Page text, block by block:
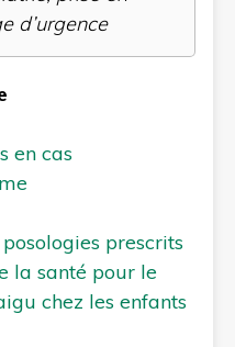
d’urgence
en cas
prescrits
la santé pour le
chez les enfants